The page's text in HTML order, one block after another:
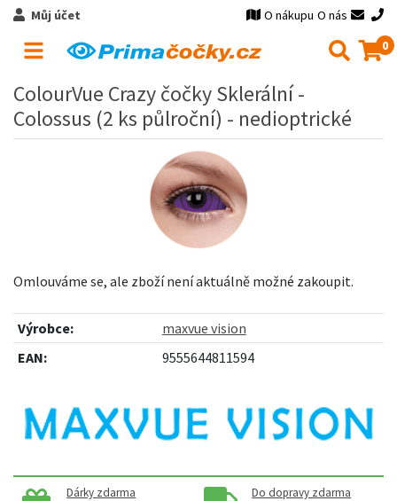
Můj účet O nákupu O nás
0
ColourVue Crazy čočky Sklerální -
Colossus (2 ks půlroční) - nedioptrické
Omlouváme se, ale zboží není aktuálně možné zakoupit.
Výrobce:
maxvue vision
EAN:
9555644811594
Dárky zdarma
Do dopravy zdarma